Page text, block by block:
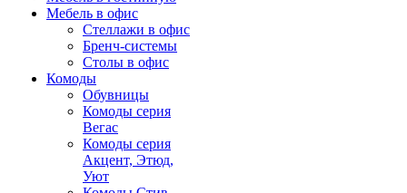
Мебель в офис
Стеллажи в офис
Бренч-системы
Столы в офис
Комоды
Обувницы
Комоды серия
Вегас
Комоды серия
Акцент, Этюд,
Уют